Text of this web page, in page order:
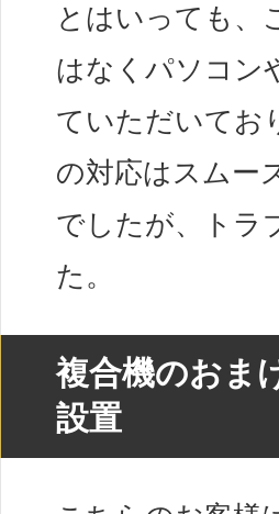
とはいっても、
はなくパソコン
ていただいてお
の対応はスムー
でしたが、トラ
た。
複合機のおま
設置